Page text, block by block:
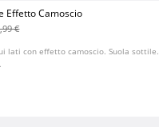
Effetto Camoscio
€
lati con effetto camoscio. Suola sottile.